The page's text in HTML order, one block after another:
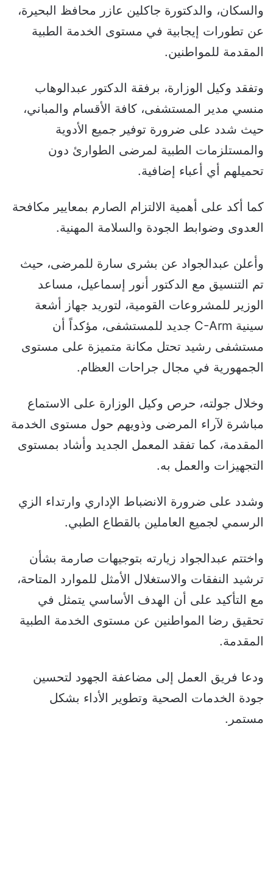
والسكان، والدكتورة جاكلين عازر محافظ البحيرة،
عن تطورات إيجابية في مستوى الخدمة الطبية
المقدمة للمواطنين.
وتفقد وكيل الوزارة، برفقة الدكتور عبدالوهاب
منسي مدير المستشفى، كافة الأقسام والمباني،
حيث شدد على ضرورة توفير جميع الأدوية
والمستلزمات الطبية لمرضى الطوارئ دون
تحميلهم أي أعباء إضافية.
كما أكد على أهمية الالتزام الصارم بمعايير مكافحة
العدوى وضوابط الجودة والسلامة المهنية.
وأعلن عبدالجواد عن بشرى سارة للمرضى، حيث
تم التنسيق مع الدكتور أنور إسماعيل، مساعد
الوزير للمشروعات القومية، لتوريد جهاز أشعة
سينية C-Arm جديد للمستشفى، مؤكداً أن
مستشفى رشيد تحتل مكانة متميزة على مستوى
الجمهورية في مجال جراحات العظام.
وخلال جولته، حرص وكيل الوزارة على الاستماع
مباشرة لآراء المرضى وذويهم حول مستوى الخدمة
المقدمة، كما تفقد المعمل الجديد وأشاد بمستوى
التجهيزات والعمل به.
وشدد على ضرورة الانضباط الإداري وارتداء الزي
الرسمي لجميع العاملين بالقطاع الطبي.
واختتم عبدالجواد زيارته بتوجيهات صارمة بشأن
ترشيد النفقات والاستغلال الأمثل للموارد المتاحة،
مع التأكيد على أن الهدف الأساسي يتمثل في
تحقيق رضا المواطنين عن مستوى الخدمة الطبية
المقدمة.
ودعا فريق العمل إلى مضاعفة الجهود لتحسين
جودة الخدمات الصحية وتطوير الأداء بشكل
مستمر.